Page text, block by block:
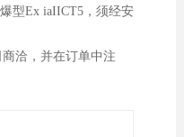
型Ex iaIICT5，须经安
洽，并在订单中注